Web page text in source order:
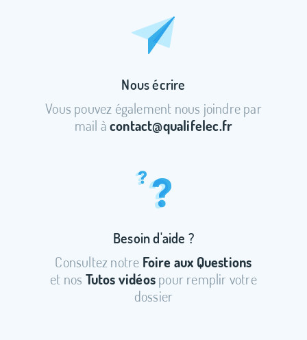
Nous écrire
Vous pouvez également nous joindre par
mail àcontact@qualifelec.fr
Besoin d'aide ?
Consultez notre Foire aux Questions
et nos Tutos vidéospour remplir votre
dossier